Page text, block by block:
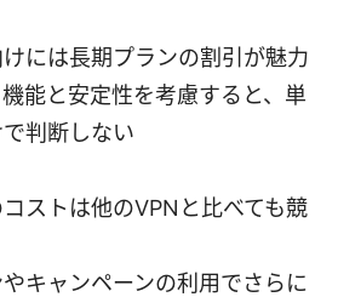
には長期プランの割引が魅力
能と安定性を考慮すると、単
判断しない
ストは他のVPNと比べても競
キャンペーンの利用でさらに